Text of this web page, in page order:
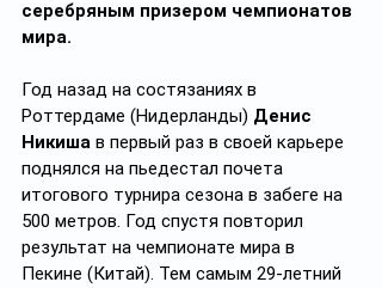
серебряным призером чемпионатов
мира.
Год назад на состязаниях в
Роттердаме (Нидерланды) Денис
Никиша в первый раз в своей карьере
поднялся на пьедестал почета
итогового турнира сезона в забеге на
500 метров. Год спустя повторил
результат на чемпионате мира в
Пекине (Китай). Тем самым 29-летний